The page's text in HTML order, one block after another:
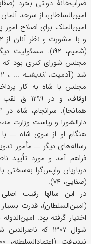
امین‌السلطان، از سرحد آلمان
امین‌الملک برای اصلاح
(شمیم، ۱۹۲).
شد (آدمیت،اندیشـه
اوقاف، و در
هنگام او از سوی شاه ــ
رساله‌های دیگر ــ مأمور
فراهم آمد و مورد تأیید
درباریان واپس‌گرا به‌سختی
(صفایی، ۷۴).
در این سالها رقیب اصلی
(امین‌السلطان)، قدرت
اختیار گرفته بود.
شوال ۱۳۰۷ که